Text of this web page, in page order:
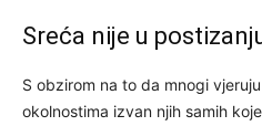
Sreća nije u
S obzirom na to da mnogi
okolnostima izvan njih samih